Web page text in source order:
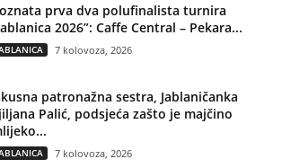
prva dva polufinalista turnira
2026”: Caffe Central – Pekara...
7 kolovoza, 2026
patronažna sestra, Jablaničanka
Palić, podsjeća zašto je majčino
7 kolovoza, 2026